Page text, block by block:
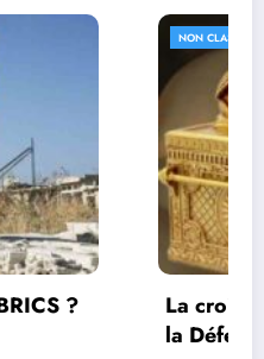
de son secrétaire à
: Activer